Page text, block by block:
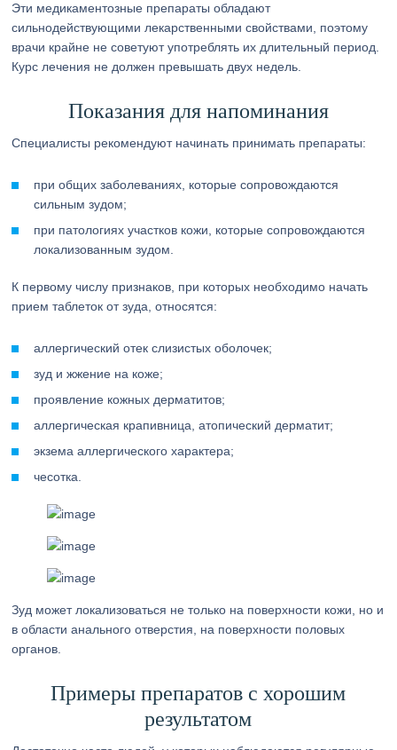
Эти медикаментозные препараты обладают
сильнодействующими лекарственными свойствами, поэтому
врачи крайне не советуют употреблять их длительный период.
Курс лечения не должен превышать двух недель.
Показания для напоминания
Специалисты рекомендуют начинать принимать препараты:
при общих заболеваниях, которые сопровождаются
сильным зудом;
при патологиях участков кожи, которые сопровождаются
локализованным зудом.
К первому числу признаков, при которых необходимо начать
прием таблеток от зуда, относятся:
аллергический отек слизистых оболочек;
зуд и жжение на коже;
проявление кожных дерматитов;
аллергическая крапивница, атопический дерматит;
экзема аллергического характера;
чесотка.
Зуд может локализоваться не только на поверхности кожи, но и
в области анального отверстия, на поверхности половых
органов.
Примеры препаратов с хорошим
результатом